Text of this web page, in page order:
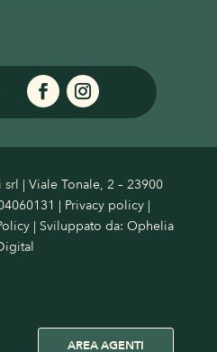
AREA AGENTI
| Viale Tonale, 2 – 23900
| Privacy policy |
| Sviluppato da:Ophelia